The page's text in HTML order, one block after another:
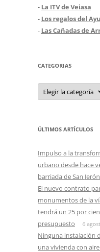
- La ITV de Veiasa
- Los regalos del
- Las Cañadas de
CATEGORIAS
Categorias
ÚLTIMOS ARTÍCULOS
Impulso a la
urbano desde hace
barriada de San
El nuevo contrato
monumentos de la
tendrá un 25 por
presupuesto
6
Ninguna instalación
una vivienda con